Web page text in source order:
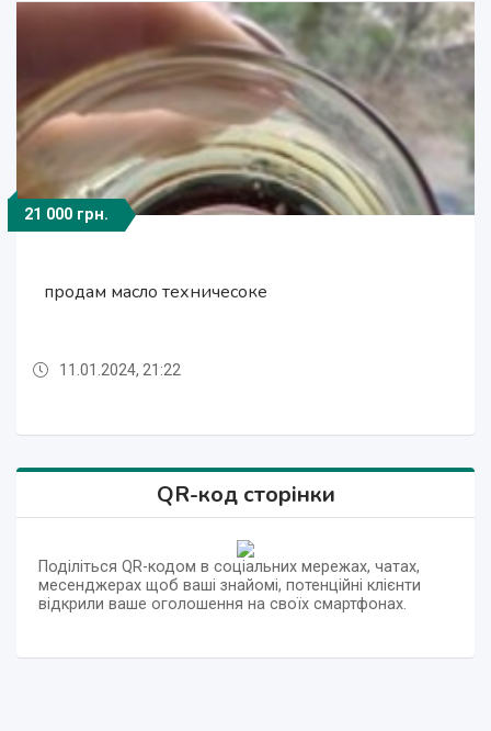
1 600 грн.
продам топливную гранулу
3 000 грн.
продам жмых технический низкопротеиновый
4 000 грн.
продам жмых подсолнуха технический
21 000 грн.
продам масло техничесоке
11.01.2024, 21:22
1 600 грн.
продам топливную гранулу
3 000 грн.
продам жмых технический низкопротеиновый
QR-код сторінки
Поділіться QR-кодом в соціальних мережах, чатах,
месенджерах щоб ваші знайомі, потенційні клієнти
відкрили ваше оголошення на своїх смартфонах.